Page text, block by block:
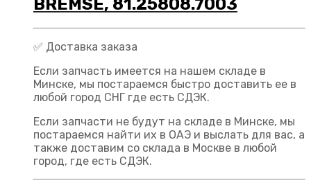
BREMSE, 81.25808.7003
✅ Доставка заказа
Если запчасть имеется на нашем складе в
Минске, мы постараемся быстро доставить ее в
любой город СНГ где есть СДЭК.
Если запчасти не будут на складе в Минске, мы
постараемся найти их в ОАЭ и выслать для вас, а
также доставим со склада в Москве в любой
город, где есть СДЭК.